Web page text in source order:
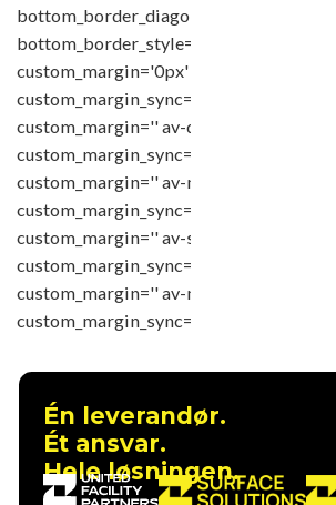
bottom_border_diagonal_direction=''
bottom_border_style='' padding='default'
custom_margin='0px'
custom_margin_sync='true' av-desktop-
custom_margin='' av-desktop-
custom_margin_sync='true' av-medium-
custom_margin='' av-medium-
custom_margin_sync='true' av-small-
custom_margin='' av-small-
custom_margin_sync='true' av-mini-
custom_margin='' av-mini-
custom_margin_sync='true'…
Én leverandør.
Ét ansvar.
Hele løsningen.